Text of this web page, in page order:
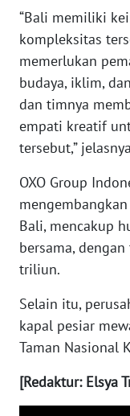
“Bali memiliki
kompleksitas
memerlukan
budaya, iklim,
dan timnya
empati kreatif
tersebut,”
OXO Group
Bali, mencakup
bersama,
triliun.
Selain itu,
kapal pesiar
Taman Nasional
[Redaktur: Elsya
WN
JATENG
WN
NUSANTARA
WN
WN
JATIM
WN
WN
KALBAR
WN
KALTENG